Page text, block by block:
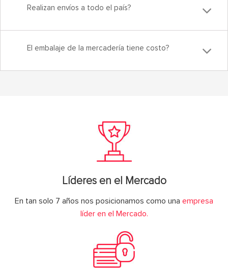
Realizan envíos a todo el país?
El embalaje de la mercadería tiene costo?
Líderes en el Mercado
En tan solo 7 años nos posicionamos como una empresa
líder en el Mercado.